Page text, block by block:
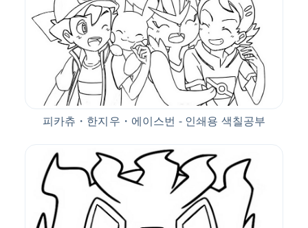
피카츄・한지우・에이스번 - 인쇄용 색칠공부